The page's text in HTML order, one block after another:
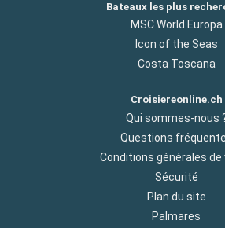
Bateaux les plus
MSC World Europa
Icon of the Seas
Costa Toscana
Croisiereonline.ch
Qui sommes-nous
Questions
Conditions générales de
Sécurité
Plan du site
Palmares